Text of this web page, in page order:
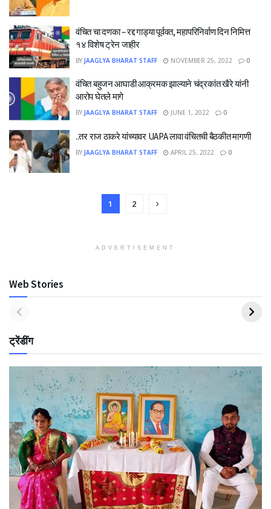
वंचित चा दणका – रद्द गाड्या पूर्ववत, महापरिनिर्वाण दिन निमित्त
१४ विशेष ट्रेन जाहीर
BY JAAGLYA BHARAT STAFF NOVEMBER 25, 2022 0
वंचित बहुजन आघाडी आक्रमक झाल्याने चंद्रकांत खैरे यांनी
आरोप घेतले मागे
BY JAAGLYA BHARAT STAFF JUNE 1, 2022 0
..तर राज ठाकरे यांच्यावर UAPA लावा वंचितची बैठकीत मागणी
BY JAAGLYA BHARAT STAFF APRIL 25, 2022 0
1 2
ADVERTISEMENT
Web Stories
ट्रेंडींग